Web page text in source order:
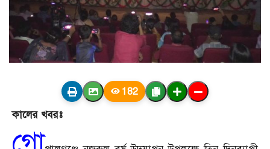
182
কালের খবরঃ